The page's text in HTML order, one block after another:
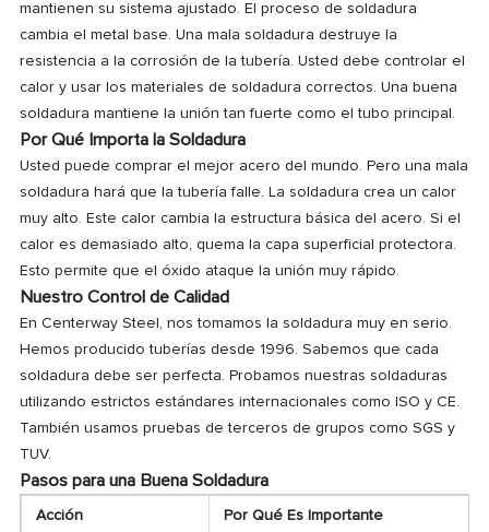
mantienen su sistema ajustado. El proceso de soldadura
cambia el metal base. Una mala soldadura destruye la
resistencia a la corrosión de la tubería. Usted debe controlar el
calor y usar los materiales de soldadura correctos. Una buena
soldadura mantiene la unión tan fuerte como el tubo principal.
Por Qué Importa la Soldadura
Usted puede comprar el mejor acero del mundo. Pero una mala
soldadura hará que la tubería falle. La soldadura crea un calor
muy alto. Este calor cambia la estructura básica del acero. Si el
calor es demasiado alto, quema la capa superficial protectora.
Esto permite que el óxido ataque la unión muy rápido.
Nuestro Control de Calidad
En Centerway Steel, nos tomamos la soldadura muy en serio.
Hemos producido tuberías desde 1996. Sabemos que cada
soldadura debe ser perfecta. Probamos nuestras soldaduras
utilizando estrictos estándares internacionales como ISO y CE.
También usamos pruebas de terceros de grupos como SGS y
TUV.
Pasos para una Buena Soldadura
Acción Por Qué Es Importante